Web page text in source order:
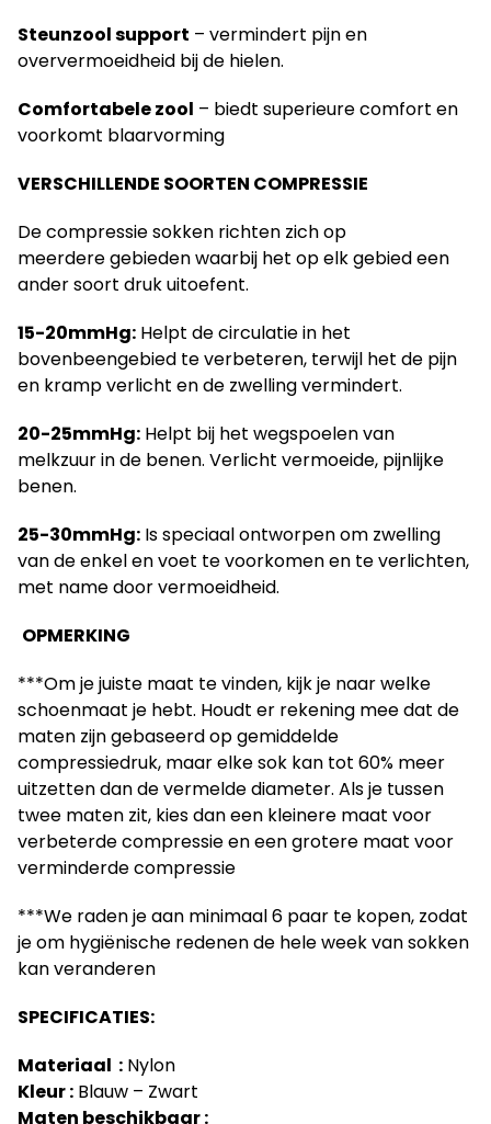
Steunzool support – vermindert pijn en
oververmoeidheid bij de hielen.
Comfortabele zool – biedt superieure comfort en
voorkomt blaarvorming
VERSCHILLENDE SOORTEN COMPRESSIE
De compressie sokken richten zich op
meerdere gebieden waarbij het op elk gebied een
ander soort druk uitoefent.
15-20mmHg: Helpt de circulatie in het
bovenbeengebied te verbeteren, terwijl het de pijn
en kramp verlicht en de zwelling vermindert.
20-25mmHg: Helpt bij het wegspoelen van
melkzuur in de benen. Verlicht vermoeide, pijnlijke
benen.
25-30mmHg: Is speciaal ontworpen om zwelling
van de enkel en voet te voorkomen en te verlichten,
met name door vermoeidheid.
OPMERKING
***Om je juiste maat te vinden, kijk je naar welke
schoenmaat je hebt. Houdt er rekening mee dat de
maten zijn gebaseerd op gemiddelde
compressiedruk, maar elke sok kan tot 60% meer
uitzetten dan de vermelde diameter. Als je tussen
twee maten zit, kies dan een kleinere maat voor
verbeterde compressie en een grotere maat voor
verminderde compressie
***We raden je aan minimaal 6 paar te kopen, zodat
je om hygiënische redenen de hele week van sokken
kan veranderen
SPECIFICATIES:
Materiaal : Nylon
Kleur : Blauw – Zwart
Maten beschikbaar :